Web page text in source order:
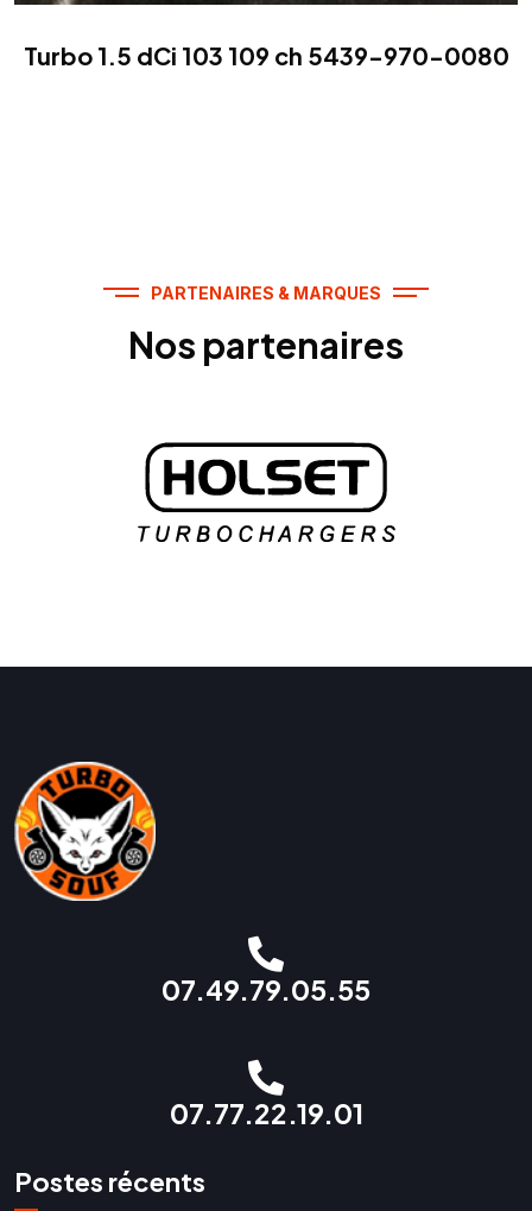
Turbo 1.5 dCi 103 109 ch 5439-970-0080
PARTENAIRES & MARQUES
Nos partenaires
07.49.79.05.55
07.77.22.19.01
Postes récents